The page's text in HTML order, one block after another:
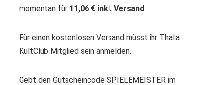
momentan für 11,06 € inkl. Versand.
Für einen kostenlosen Versand müsst ihr Thalia
KultClub Mitglied sein anmelden.
Gebt den Gutscheincode SPIELEMEISTER im